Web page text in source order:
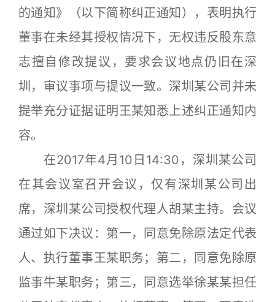
的通知》（以下简称纠正通知），表明执行
董事在未经其授权情况下，无权违反股东意
志擅自修改提议，要求会议地点仍旧在深
圳，审议事项与提议一致。深圳某公司并未
提举充分证据证明王某知悉上述纠正通知内
容。
在2017年4月10日14:30，深圳某公司
在其会议室召开会议，仅有深圳某公司出
席，深圳某公司授权代理人胡某主持。会议
通过如下决议：第一，同意免除原法定代表
人、执行董事王某职务；第二，同意免除原
监事牛某职务；第三，同意选举徐某某担任